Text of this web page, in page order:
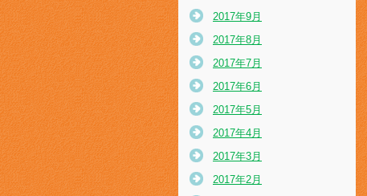
2017年9月
2017年8月
2017年7月
2017年6月
2017年5月
2017年4月
2017年3月
2017年2月